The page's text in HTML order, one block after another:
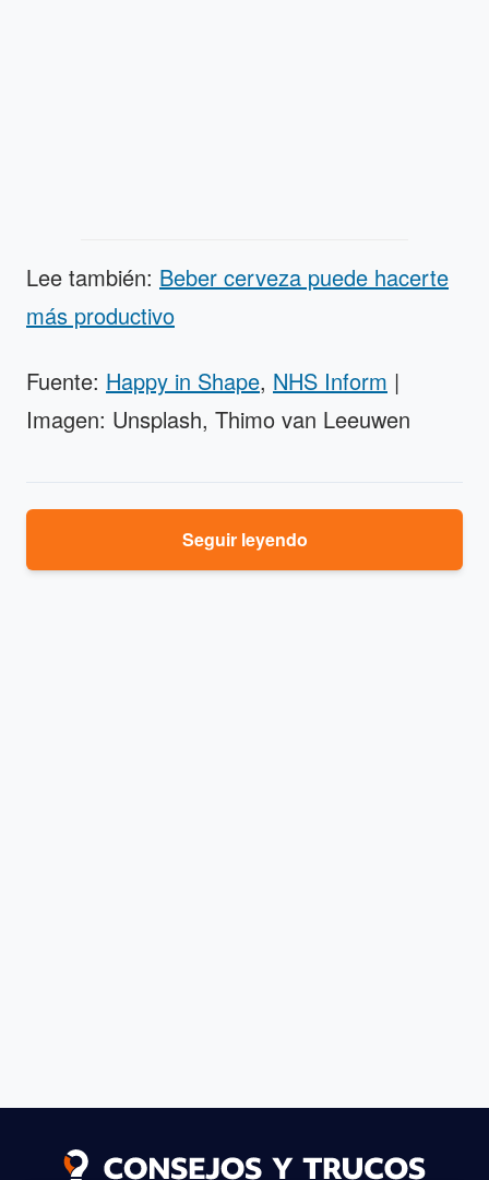
Lee también: Beber cerveza puede hacerte
más productivo
Fuente: Happy in Shape, NHS Inform |
Imagen: Unsplash, Thimo van Leeuwen
Seguir leyendo